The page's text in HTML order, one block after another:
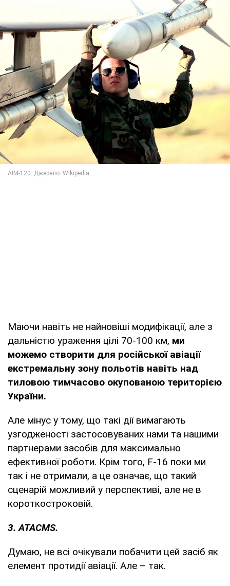
Маючи навіть не найновіші модифікації, але з
дальністю ураження цілі 70-100 км, ми
можемо створити для російської авіації
екстремальну зону польотів навіть над
тиловою тимчасово окупованою територією
України.
Але мінус у тому, що такі дії вимагають
узгодженості застосовуваних нами та нашими
партнерами засобів для максимально
ефективної роботи. Крім того, F-16 поки ми
так і не отримали, а це означає, що такий
сценарій можливий у перспективі, але не в
короткостроковій.
3. ATACMS.
Думаю, не всі очікували побачити цей засіб як
елемент протидії авіації. Але – так.